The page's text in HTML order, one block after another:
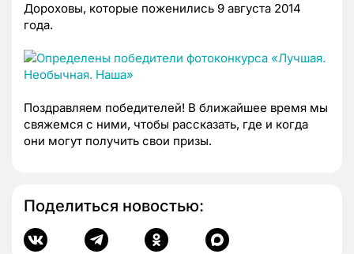
Дороховы, которые поженились 9 августа 2014
года.
Поздравляем победителей! В ближайшее время мы
свяжемся с ними, чтобы рассказать, где и когда
они могут получить свои призы.
Поделиться новостью: